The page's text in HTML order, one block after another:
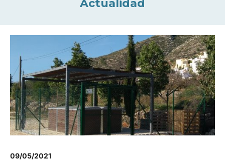
Actualidad
09/05/2021